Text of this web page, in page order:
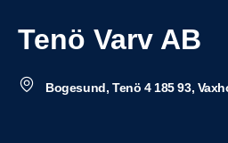
Tenö Varv AB
Bogesund, Tenö 4 185 93,